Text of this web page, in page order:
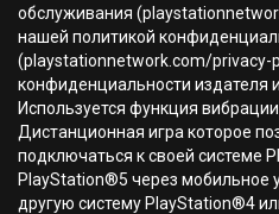
обслуживания
нашей политикой
(playstationnetwork.com/privacy-
конфиденциальности издателя
Используется функция вибрации
Дистанционная игра которое
подключаться к своей системе
PlayStation®5 через мобильное
другую систему PlayStation®4